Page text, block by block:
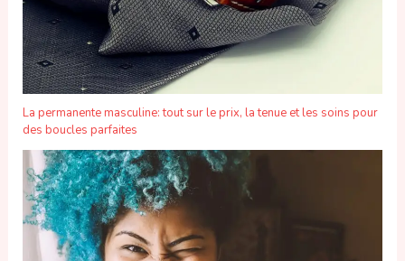
La permanente masculine: tout sur le prix, la tenue et les soins pour
des boucles parfaites